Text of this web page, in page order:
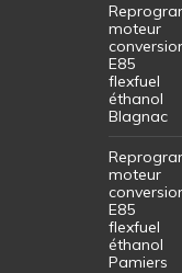
moteur
E85
flexfuel
éthanol
Blagnac
moteur
E85
flexfuel
éthanol
Pamiers